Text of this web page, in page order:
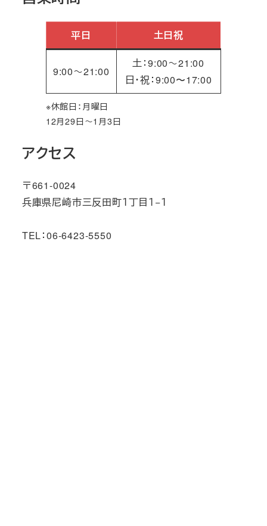
平日 土日祝
9:00～21:00
土：9:00～21:00
日・祝：9:00〜17:00
※休館日：月曜日
12月29日～1月3日
アクセス
〒661-0024
兵庫県尼崎市三反田町１丁目１−１
TEL：06-6423-5550